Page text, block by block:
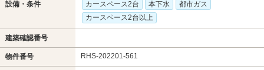
設備・条件
カースペース2台
本下水
都市ガス
カースペース2台以上
建築確認番号
物件番号 RHS-202201-561